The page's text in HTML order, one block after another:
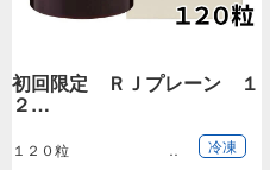
初回限定 ＲＪプレーン １
２…
１２０粒 冷凍